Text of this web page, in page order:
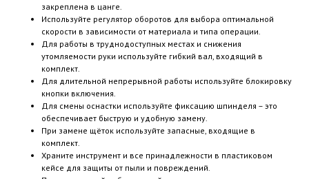
закреплена в цанге.
Используйте регулятор оборотов для выбора оптимальной
скорости в зависимости от материала и типа операции.
Для работы в труднодоступных местах и снижения
утомляемости руки используйте гибкий вал, входящий в
комплект.
Для длительной непрерывной работы используйте блокировку
кнопки включения.
Для смены оснастки используйте фиксацию шпинделя – это
обеспечивает быструю и удобную замену.
При замене щёток используйте запасные, входящие в
комплект.
Храните инструмент и все принадлежности в пластиковом
кейсе для защиты от пыли и повреждений.